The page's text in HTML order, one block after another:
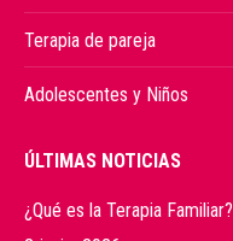
Terapia de pareja
Adolescentes y Niños
ÚLTIMAS NOTICIAS
¿Qué es la Terapia Familiar?